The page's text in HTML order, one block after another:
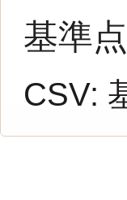
基準点
CSV: